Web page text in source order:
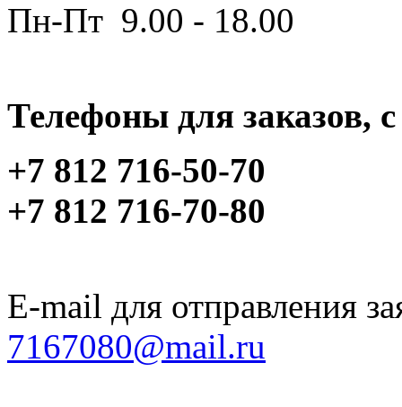
Пн-Пт 9.00 - 18.00
Телефоны для заказов,
+7 812 716-50-70
+7 812 716-70-80
E-mail для отправления
7167080@mail.ru